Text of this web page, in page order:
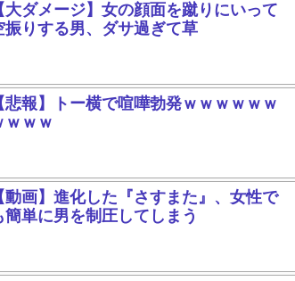
大ダメージ】女の顔面を蹴りにいって
振りする男、ダサ過ぎて草
悲報】トー横で喧嘩勃発ｗｗｗｗｗｗ
ｗｗｗ
動画】進化した『さすまた』、女性で
簡単に男を制圧してしまう